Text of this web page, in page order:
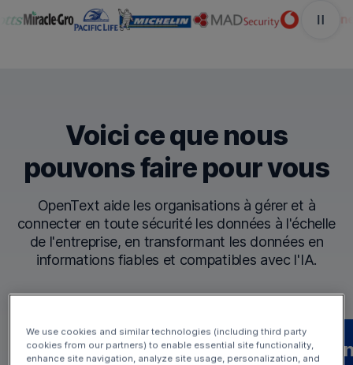
Voici ce que nous
pouvons faire pour vous
OpenText aide les organisations à gérer et à
connecter en toute sécurité les données à l'échelle
de l'entreprise, en transformant les données en
informations fiables et compatibles avec l'IA.
Préparez-vous à l'IA IA
We use cookies and similar technologies (including third party
cookies from our partners) to enable essential site functionality,
enhance site navigation, analyze site usage, personalization, and